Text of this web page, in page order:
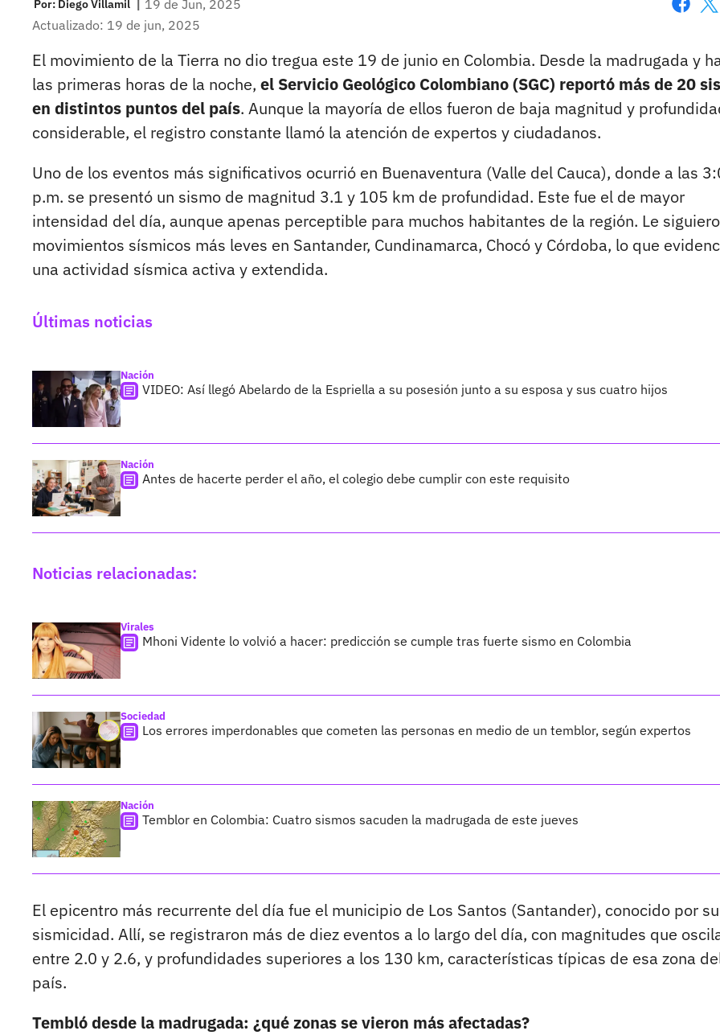
Por: Diego Villamil | 19 de Jun, 2025
Actualizado: 19 de jun, 2025
El movimiento de la Tierra no dio tregua este 19 de junio en Colombia. Desde la madrugada y
las primeras horas de la noche, el Servicio Geológico Colombiano (SGC) reportó más de 20
en distintos puntos del país. Aunque la mayoría de ellos fueron de baja magnitud y
considerable, el registro constante llamó la atención de expertos y ciudadanos.
Uno de los eventos más significativos ocurrió en Buenaventura (Valle del Cauca), donde a las
p.m. se presentó un sismo de magnitud 3.1 y 105 km de profundidad. Este fue el de mayor
intensidad del día, aunque apenas perceptible para muchos habitantes de la región. Le
movimientos sísmicos más leves en Santander, Cundinamarca, Chocó y Córdoba, lo que
una actividad sísmica activa y extendida.
Últimas noticias
Nación
VIDEO: Así llegó Abelardo de la Espriella a su posesión junto a su esposa y sus cuatro hijos
Nación
Antes de hacerte perder el año, el colegio debe cumplir con este requisito
Noticias relacionadas:
Virales
Mhoni Vidente lo volvió a hacer: predicción se cumple tras fuerte sismo en Colombia
Sociedad
Los errores imperdonables que cometen las personas en medio de un temblor, según expertos
Nación
Temblor en Colombia: Cuatro sismos sacuden la madrugada de este jueves
El epicentro más recurrente del día fue el municipio de Los Santos (Santander), conocido por
sismicidad. Allí, se registraron más de diez eventos a lo largo del día, con magnitudes que
entre 2.0 y 2.6, y profundidades superiores a los 130 km, características típicas de esa zona
país.
Tembló desde la madrugada: ¿qué zonas se vieron más afectadas?